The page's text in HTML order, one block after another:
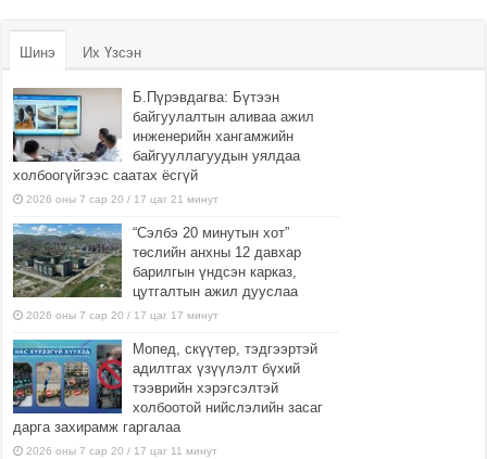
Шинэ Их Үзсэн
Б.Пүрэвдагва: Бүтээн
байгуулалтын аливаа ажил
инженерийн хангамжийн
байгууллагуудын уялдаа
холбоогүйгээс саатах ёсгүй
2026 оны 7 сар 20 / 17 цаг 21 минут
“Сэлбэ 20 минутын хот”
төслийн анхны 12 давхар
барилгын үндсэн карказ,
цутгалтын ажил дууслаа
2026 оны 7 сар 20 / 17 цаг 17 минут
Мопед, скүүтер, тэдгээртэй
адилтгах үзүүлэлт бүхий
тээврийн хэрэгсэлтэй
холбоотой нийслэлийн засаг
дарга захирамж гаргалаа
2026 оны 7 сар 20 / 17 цаг 11 минут